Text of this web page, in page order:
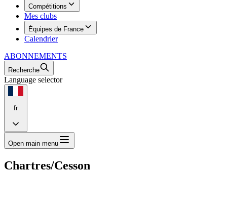
Compétitions
Mes clubs
Équipes de France
Calendrier
ABONNEMENTS
Recherche
Language selector
fr
Open main menu
Chartres/Cesson